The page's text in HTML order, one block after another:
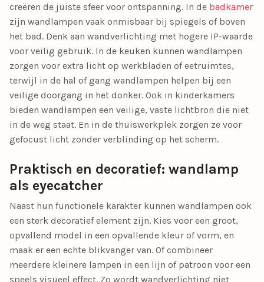
creëren de juiste sfeer voor ontspanning. In de badkamer
zijn wandlampen vaak onmisbaar bij spiegels of boven
het bad. Denk aan wandverlichting met hogere IP-waarde
voor veilig gebruik. In de keuken kunnen wandlampen
zorgen voor extra licht op werkbladen of eetruimtes,
terwijl in de hal of gang wandlampen helpen bij een
veilige doorgang in het donker. Ook in kinderkamers
bieden wandlampen een veilige, vaste lichtbron die niet
in de weg staat. En in de thuiswerkplek zorgen ze voor
gefocust licht zonder verblinding op het scherm.
Praktisch en decoratief: wandlamp
als eyecatcher
Naast hun functionele karakter kunnen wandlampen ook
een sterk decoratief element zijn. Kies voor een groot,
opvallend model in een opvallende kleur of vorm, en
maak er een echte blikvanger van. Of combineer
meerdere kleinere lampen in een lijn of patroon voor een
speels visueel effect. Zo wordt wandverlichting niet